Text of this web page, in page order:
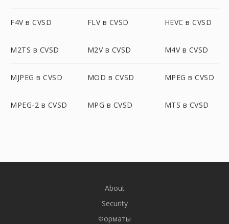
F4V в CVSD FLV в CVSD HEVC в CVSD
M2TS в CVSD M2V в CVSD M4V в CVSD
MJPEG в CVSD MOD в CVSD MPEG в CVSD
MPEG-2 в CVSD MPG в CVSD MTS в CVSD
About
Security
Форматы